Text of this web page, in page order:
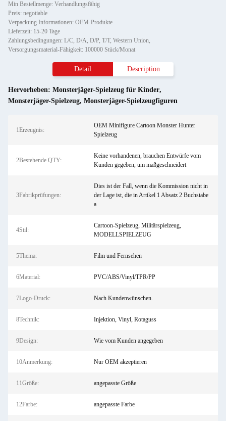
Min Bestellmenge: Verhandlungsfähig
Preis: negotiable
Verpackung Informationen: OEM-Produkte
Lieferzeit: 15-20 Tage
Zahlungsbedingungen: L/C, D/A, D/P, T/T, Western Union,
Versorgungsmaterial-Fähigkeit: 100000 Stück/Monat
Detail Description
Hervorheben: Monsterjäger-Spielzeug für Kinder,
Monsterjäger-Spielzeug, Monsterjäger-Spielzeugfiguren
1Erzeugnis:
OEM Minifigure Cartoon Monster Hunter
Spielzeug
2Bestehende QTY:
Keine vorhandenen, brauchen Entwürfe vom
Kunden gegeben, um maßgeschneidert
3Fabrikprüfungen:
Dies ist der Fall, wenn die Kommission nicht in
der Lage ist, die in Artikel 1 Absatz 2 Buchstabe
a
4Stil:
Cartoon-Spielzeug, Militärspielzeug,
MODELLSPIELZEUG
5Thema: Film und Fernsehen
6Material: PVC/ABS/Vinyl/TPR/PP
7Logo-Druck: Nach Kundenwünschen.
8Technik: Injektion, Vinyl, Rotaguss
9Design: Wie vom Kunden angegeben
10Anmerkung: Nur OEM akzeptieren
11Größe: angepasste Größe
12Farbe: angepasste Farbe